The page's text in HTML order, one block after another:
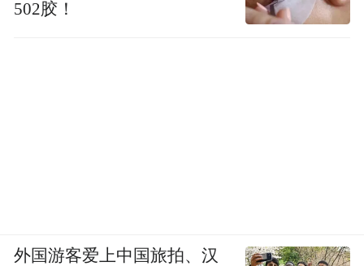
502胶！
外国游客爱上中国旅拍、汉